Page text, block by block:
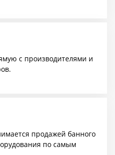
с производителями и
продажей банного
по самым